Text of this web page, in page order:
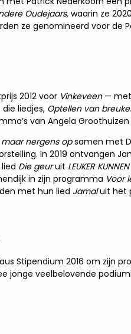
Oudejaars, waarin ze
ze genomineerd voor de
2012 voor Vinkeveen— met
liedjes, Optellen van
van Angela Groothuizen
maar nergens opsamen met
In 2019 ontvangen
Die geuruit LEUKER
in zijn programma Voor
met hun lied Jamaluit het
Stipendium 2016 om zijn
jonge veelbelovende